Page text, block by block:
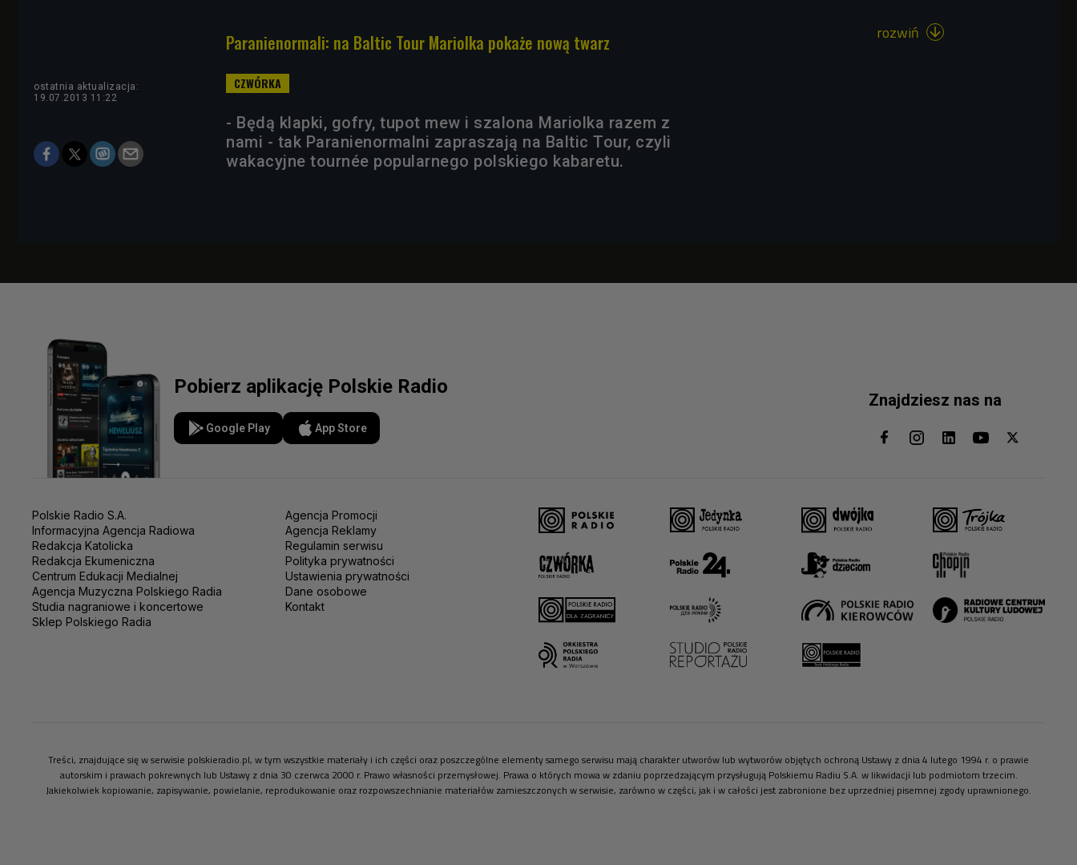
Paranienormali: na Baltic Tour Mariolka pokaże nową twarz
ostatnia aktualizacja:
19.07.2013 11:22
- Będą klapki, gofry, tupot mew i szalona Mariolka razem z
nami - tak Paranienormalni zapraszają na Baltic Tour, czyli
wakacyjne tournée popularnego polskiego kabaretu.
rozwiń 
Pobierz aplikację Polskie Radio
Google Play App Store
Znajdziesz nas na
Polskie Radio S.A.
Informacyjna Agencja Radiowa
Redakcja Katolicka
Redakcja Ekumeniczna
Centrum Edukacji Medialnej
Agencja Muzyczna Polskiego Radia
Studia nagraniowe i koncertowe
Sklep Polskiego Radia
Agencja Promocji
Agencja Reklamy
Regulamin serwisu
Polityka prywatności
Ustawienia prywatności
Dane osobowe
Kontakt
Treści, znajdujące się w serwisie polskieradio.pl, w tym wszystkie materiały i ich części oraz poszczególne elementy samego serwisu mają charakter utworów lub wytworów objętych ochroną Ustawy z dnia 4 lutego 1994 r. o prawie
autorskim i prawach pokrewnych lub Ustawy z dnia 30 czerwca 2000 r. Prawo własności przemysłowej. Prawa o których mowa w zdaniu poprzedzającym przysługują Polskiemu Radiu S.A. w likwidacji lub podmiotom trzecim.
Jakiekolwiek kopiowanie, zapisywanie, powielanie, reprodukowanie oraz rozpowszechnianie materiałów zamieszczonych w serwisie, zarówno w części, jak i w całości jest zabronione bez uprzedniej pisemnej zgody uprawnionego.